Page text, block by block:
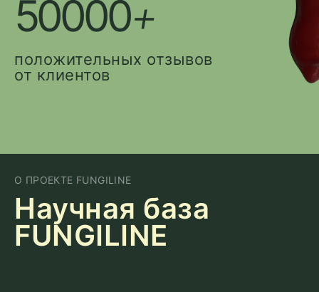
50000+
положительных отзывов
от клиентов
О ПРОЕКТЕ FUNGILINE
Научная база
FUNGILINE